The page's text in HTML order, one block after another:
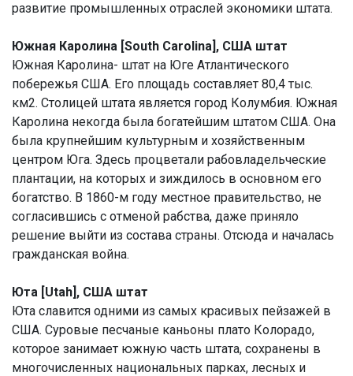
развитие промышленных отраслей экономики штата.
Южная Каролина [South Carolina], США штат
Южная Каролина- штат на Юге Атлантического
побережья США. Его площадь составляет 80,4 тыс.
км2. Столицей штата является город Колумбия. Южная
Каролина некогда была богатейшим штатом США. Она
была крупнейшим культурным и хозяйственным
центром Юга. Здесь процветали рабовладельческие
плантации, на которых и зиждилось в основном его
богатство. В 1860-м году местное правительство, не
согласившись с отменой рабства, даже приняло
решение выйти из состава страны. Отсюда и началась
гражданская война.
Юта [Utah], США штат
Юта славится одними из самых красивых пейзажей в
США. Суровые песчаные каньоны плато Колорадо,
которое занимает южную часть штата, сохранены в
многочисленных национальных парках, лесных и